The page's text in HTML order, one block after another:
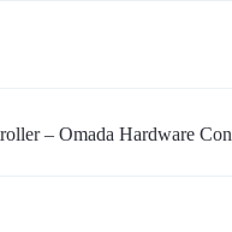
– Omada Hardware